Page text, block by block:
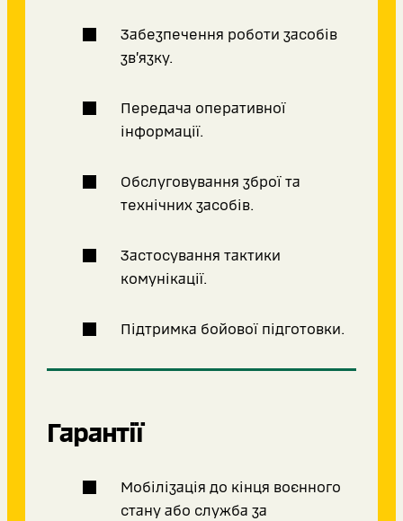
Забезпечення роботи засобів
зв’язку.
Передача оперативної
інформації.
Обслуговування зброї та
технічних засобів.
Застосування тактики
комунікації.
Підтримка бойової підготовки.
Гарантії
Мобілізація до кінця воєнного
стану або служба за